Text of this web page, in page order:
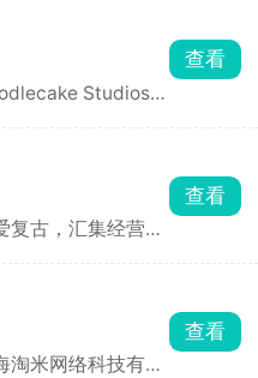
Studios打
独创变色系统，
需通过双按钮控
切换，保持与脚
安全落地。
查看
复古，汇集经营、
说下重拾儿时记
大树庄园。从零
筑、布置庄园，
。
查看
淘米网络科技有限
查看